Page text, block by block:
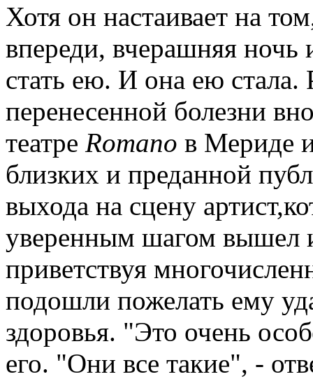
Хотя он настаивает на
впереди, вчерашняя
стать ею. И она ею стала.
перенесенной болезни
театре Romano в Мериде
близких и преданной
выхода на сцену
уверенным шагом вышел
приветствуя
подошли пожелать ему
здоровья. "Это очень
его. "Они все такие", -